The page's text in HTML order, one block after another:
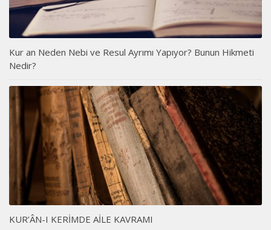
Kur an Neden Nebi ve Resul Ayrımı Yapıyor? Bunun Hikmeti
Nedir?
KUR’ÂN-I KERİMDE AİLE KAVRAMI